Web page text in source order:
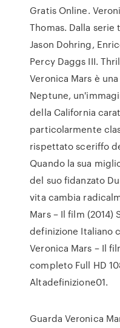
Gratis Online.
Thomas. Dalla serie
Jason Dohring,
Percy Daggs III.
Veronica Mars è
Neptune,
della California
particolarmente
rispettato sceriffo
Quando la sua
del suo fidanzato
vita cambia
Mars – Il film (2014)
definizione Italiano
Veronica Mars – Il
completo Full HD
Altadefinizione01.
Guarda Veronica